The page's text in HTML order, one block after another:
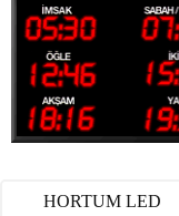
HORTUM LED